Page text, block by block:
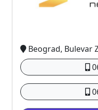
Beograd, Bulevar